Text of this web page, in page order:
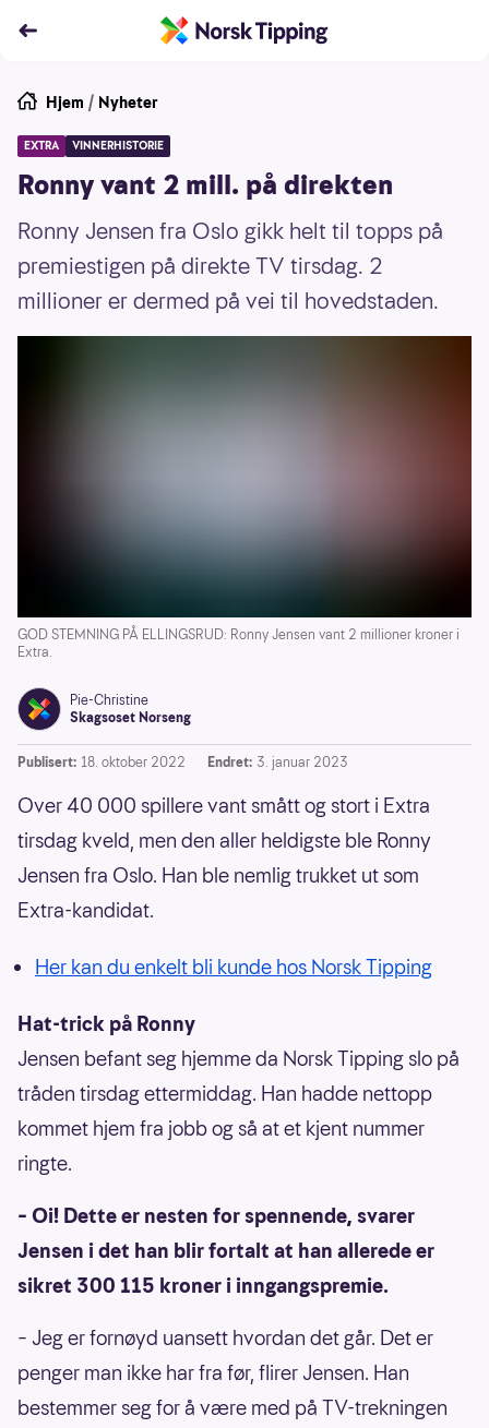
Hjem / Nyheter
EXTRA VINNERHISTORIE
Ronny vant 2 mill. på direkten
Ronny Jensen fra Oslo gikk helt til topps på
premiestigen på direkte TV tirsdag. 2
millioner er dermed på vei til hovedstaden.
GOD STEMNING PÅ ELLINGSRUD: Ronny Jensen vant 2 millioner kroner i
Extra.
Pie-Christine
Skagsoset Norseng
Publisert: 18. oktober 2022 Endret: 3. januar 2023
Over 40 000 spillere vant smått og stort i Extra
tirsdag kveld, men den aller heldigste ble Ronny
Jensen fra Oslo. Han ble nemlig trukket ut som
Extra-kandidat.
Her kan du enkelt bli kunde hos Norsk Tipping
Hat-trick på Ronny
Jensen befant seg hjemme da Norsk Tipping slo på
tråden tirsdag ettermiddag. Han hadde nettopp
kommet hjem fra jobb og så at et kjent nummer
ringte.
– Oi! Dette er nesten for spennende, svarer
Jensen i det han blir fortalt at han allerede er
sikret 300 115 kroner i inngangspremie.
– Jeg er fornøyd uansett hvordan det går. Det er
penger man ikke har fra før, flirer Jensen. Han
bestemmer seg for å være med på TV-trekningen